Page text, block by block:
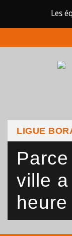
Les
to
LIGUE
ville